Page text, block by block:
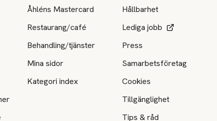
Åhléns Mastercard
Restaurang/café
Behandling/tjänster
Mina sidor
Kategori index
Hållbarhet
Lediga jobb
Press
Samarbetsföretag
Cookies
Tillgänglighet
Tips & råd